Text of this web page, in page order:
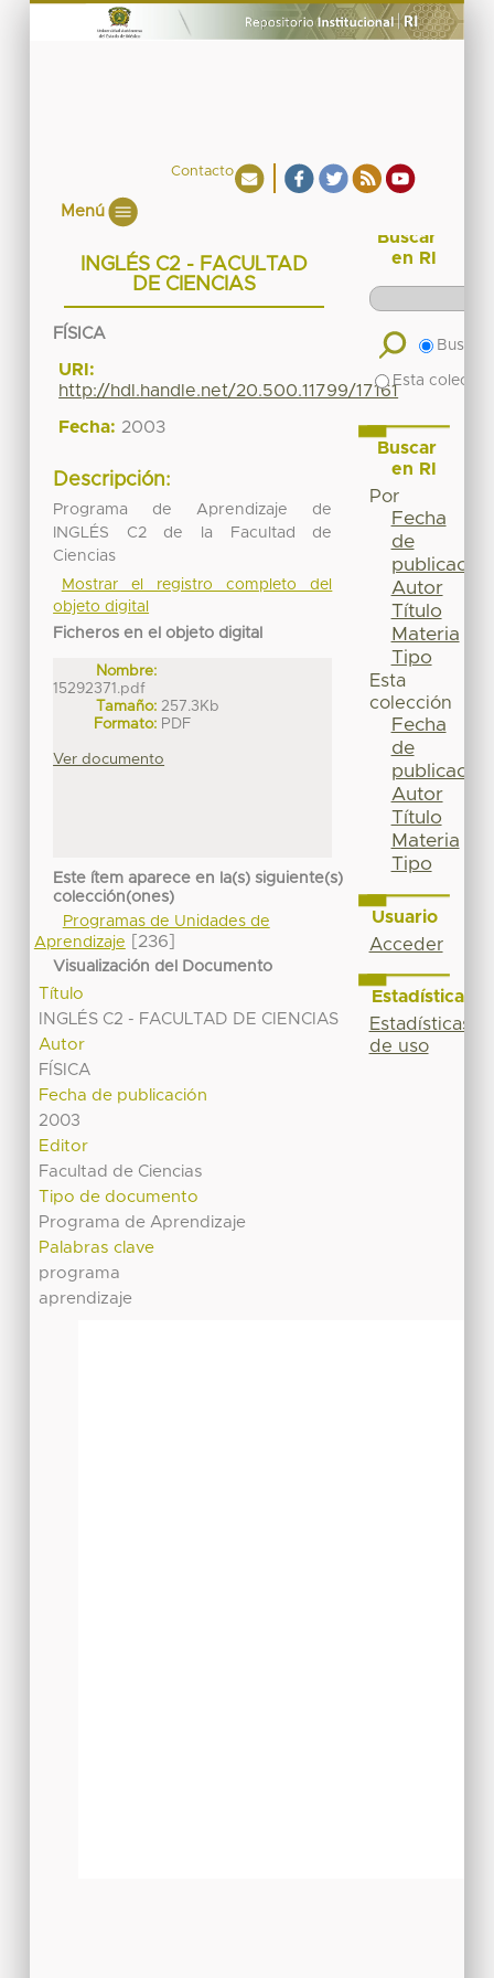
Contacto
Menú
INGLÉS C2 - FACULTAD
DE CIENCIAS
FÍSICA
URI:
http://hdl.handle.net/20.500.11799/17161
Fecha: 2003
Descripción:
Programa de Aprendizaje de
INGLÉS C2 de la Facultad de
Ciencias
Mostrar el registro completo del
objeto digital
Ficheros en el objeto digital
Nombre:
15292371.pdf
Tamaño: 257.3Kb
Formato: PDF
Ver documento
Este ítem aparece en la(s) siguiente(s)
colección(ones)
Programas de Unidades de
Aprendizaje
[236]
Visualización del Documento
Título
INGLÉS C2 - FACULTAD DE CIENCIAS
Autor
FÍSICA
Fecha de publicación
2003
Editor
Facultad de Ciencias
Tipo de documento
Programa de Aprendizaje
Palabras clave
programa
aprendizaje
Buscar
en RI
Buscar
Esta
Buscar
en RI
Por
Fecha
de
publicación
Autor
Título
Materia
Tipo
Esta
colección
Fecha
de
publicación
Autor
Título
Materia
Tipo
Usuario
Acceder
Estadísticas
Estadísticas
de uso